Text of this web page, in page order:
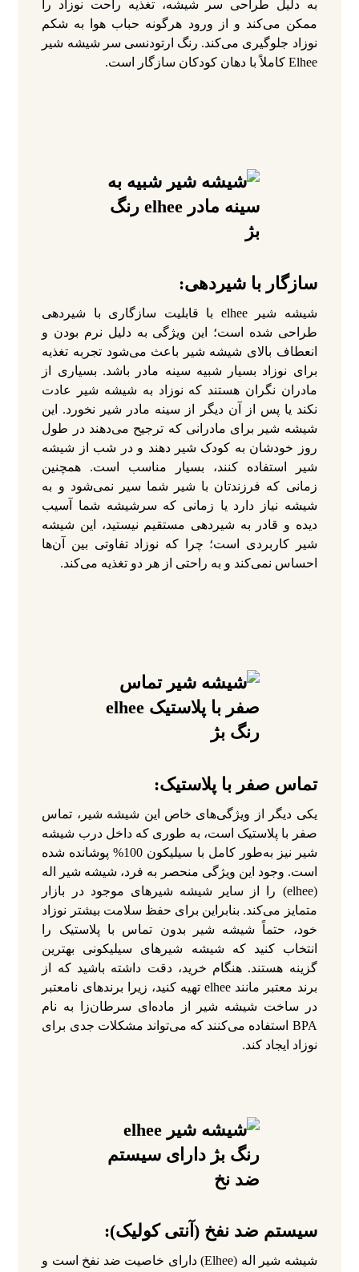
به دلیل طراحی سر شیشه، تغذیه راحت نوزاد را
ممکن می‌کند و از ورود هرگونه حباب هوا به شکم
نوزاد جلوگیری می‌کند. رنگ ارتودنسی سر شیشه شیر
Elhee کاملاً با دهان کودکان سازگار است.
سازگار با شیردهی:
شیشه شیر elhee با قابلیت سازگاری با شیردهی
طراحی شده است؛ این ویژگی به دلیل نرم بودن و
انعطاف بالای شیشه شیر باعث می‌شود تجربه تغذیه
برای نوزاد بسیار شبیه سینه مادر باشد. بسیاری از
مادران نگران هستند که نوزاد به شیشه شیر عادت
نکند یا پس از آن دیگر از سینه مادر شیر نخورد. این
شیشه شیر برای مادرانی که ترجیح می‌دهند در طول
روز خودشان به کودک شیر دهند و در شب از شیشه
شیر استفاده کنند، بسیار مناسب است. همچنین
زمانی که فرزندتان با شیر شما سیر نمی‌شود و به
شیشه نیاز دارد یا زمانی که سرشیشه شما آسیب
دیده و قادر به شیردهی مستقیم نیستید، این شیشه
شیر کاربردی است؛ چرا که نوزاد تفاوتی بین آن‌ها
احساس نمی‌کند و به راحتی از هر دو تغذیه می‌کند.
تماس صفر با پلاستیک:
یکی دیگر از ویژگی‌های خاص این شیشه شیر، تماس
صفر با پلاستیک است، به طوری که داخل درب شیشه
شیر نیز به‌طور کامل با سیلیکون 100% پوشانده شده
است. وجود این ویژگی منحصر به فرد، شیشه شیر اله
(elhee) را از سایر شیشه شیرهای موجود در بازار
متمایز می‌کند. بنابراین برای حفظ سلامت بیشتر نوزاد
خود، حتماً شیشه شیر بدون تماس با پلاستیک را
انتخاب کنید که شیشه شیرهای سیلیکونی بهترین
گزینه هستند. هنگام خرید، دقت داشته باشید که از
برند معتبر مانند elhee تهیه کنید، زیرا برندهای نامعتبر
در ساخت شیشه شیر از ماده‌ای سرطان‌زا به نام
BPA استفاده می‌کنند که می‌تواند مشکلات جدی برای
نوزاد ایجاد کند.
سیستم ضد نفخ (آنتی کولیک):
شیشه شیر اله (Elhee) دارای خاصیت ضد نفخ است و